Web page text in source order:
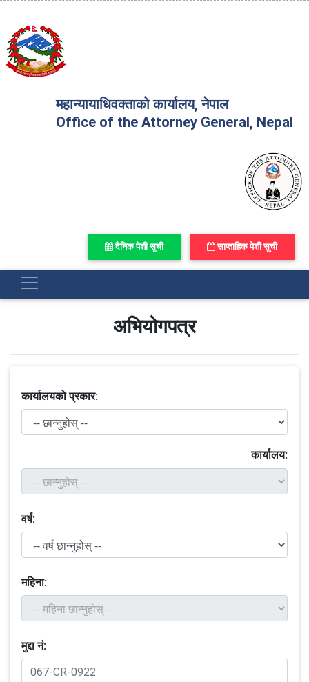
महान्यायाधिवक्ताको कार्यालय, नेपाल
Office of the Attorney General, Nepal
दैनिक पेशी सूची साप्ताहिक पेशी सूची
अभियोगपत्र
कार्यालयको प्रकार:
कार्यालय:
वर्ष:
महिना:
मुद्दा नं: